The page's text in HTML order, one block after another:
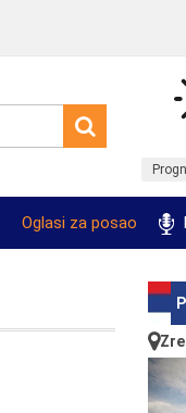
Oglasi za posao